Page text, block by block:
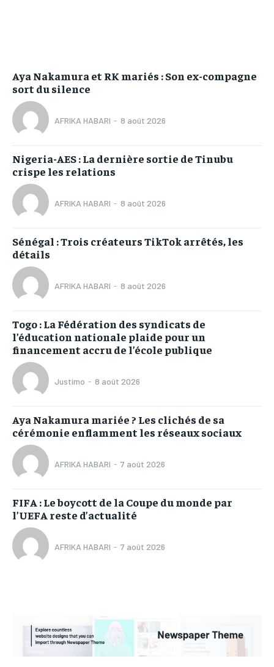
Aya Nakamura et RK mariés : Son ex-compagne
sort du silence
AFRIKA HABARI - 8 août 2026
Nigeria-AES : La dernière sortie de Tinubu
crispe les relations
AFRIKA HABARI - 8 août 2026
Sénégal : Trois créateurs TikTok arrêtés, les
détails
AFRIKA HABARI - 8 août 2026
Togo : La Fédération des syndicats de
l’éducation nationale plaide pour un
financement accru de l’école publique
Justimo - 8 août 2026
Aya Nakamura mariée ? Les clichés de sa
cérémonie enflamment les réseaux sociaux
AFRIKA HABARI - 7 août 2026
FIFA : Le boycott de la Coupe du monde par
l’UEFA reste d’actualité
AFRIKA HABARI - 7 août 2026